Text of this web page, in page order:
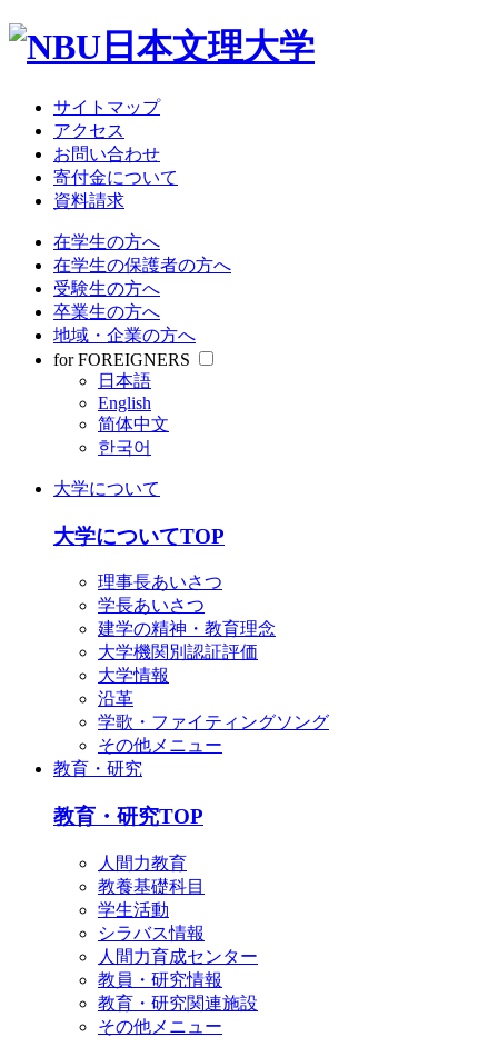
サイトマップ
アクセス
お問い合わせ
寄付金について
資料請求
在学生の方へ
在学生の保護者の方へ
受験生の方へ
卒業生の方へ
地域・企業の方へ
for FOREIGNERS
日本語
English
简体中文
한국어
大学について
大学についてTOP
理事長あいさつ
学長あいさつ
建学の精神・教育理念
大学機関別認証評価
大学情報
沿革
学歌・ファイティングソング
その他メニュー
教育・研究
教育・研究TOP
人間力教育
教養基礎科目
学生活動
シラバス情報
人間力育成センター
教員・研究情報
教育・研究関連施設
その他メニュー